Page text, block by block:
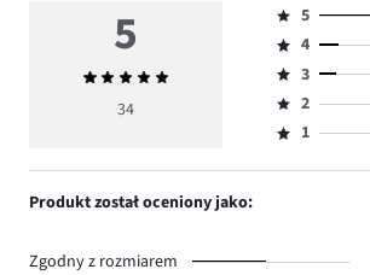
5
Średnia
ocena
34
Ocena
5,
ilość
głosów
23.
5
Ocena
4,
ilość
głosów
4
Ocena
3,
ilość
3
Ocena
2,
2
Ocena
1,
1
Produkt został oceniony jako:
Zgodny z rozmiarem